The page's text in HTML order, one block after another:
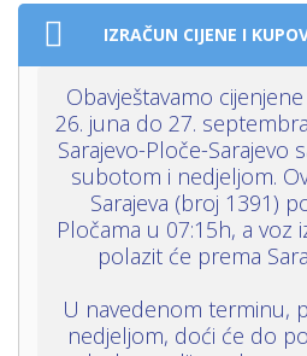
IZRAČUN CIJENE I
Obavještavamo
26. juna do 27.
Sarajevo-Ploče-Sarajevo
subotom i nedjeljom.
Sarajeva (broj 1391)
Pločama u 07:15h, a voz
polazit će prema
U navedenom terminu,
nedjeljom, doći će do